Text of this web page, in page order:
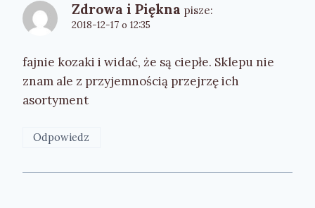
Zdrowa i Piękna pisze:
2018-12-17 o 12:35
fajnie kozaki i widać, że są ciepłe. Sklepu nie
znam ale z przyjemnością przejrzę ich
asortyment
Odpowiedz